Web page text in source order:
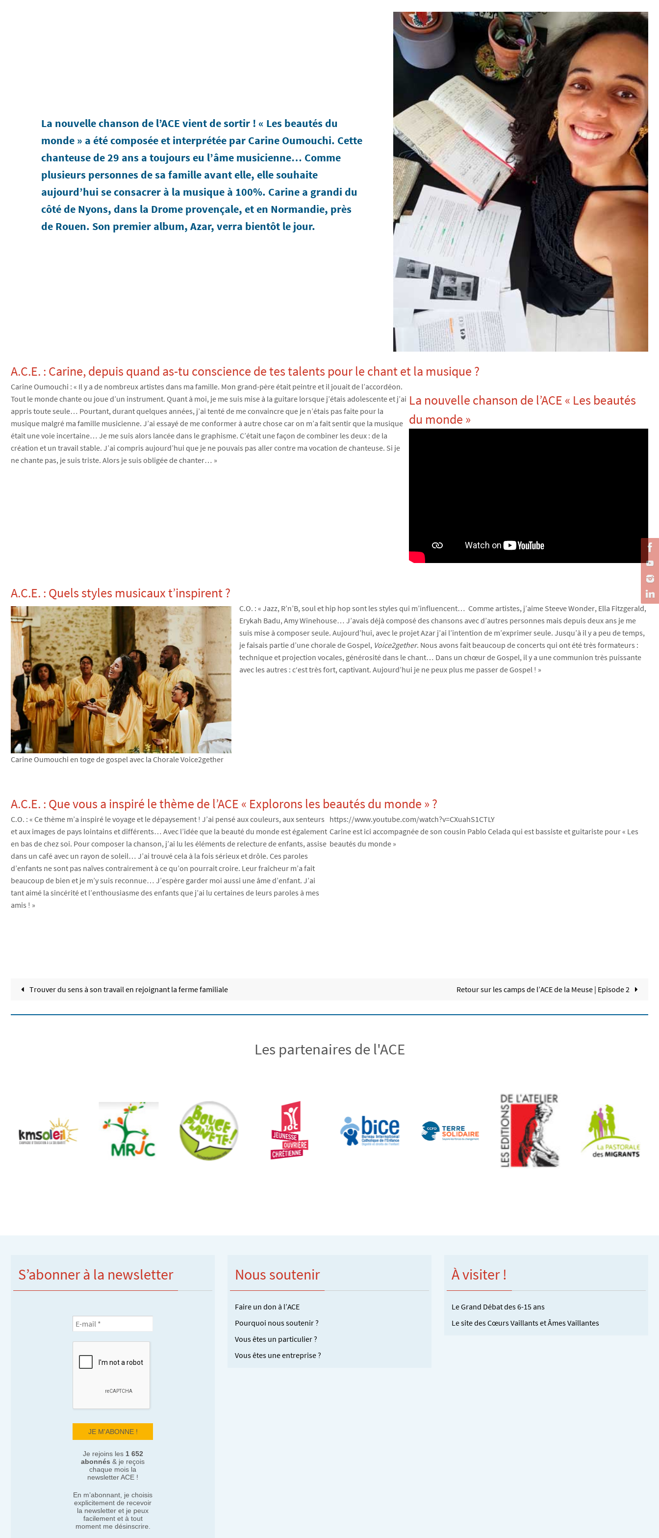
La nouvelle chanson de l’ACE vient de sortir ! « Les beautés du
monde » a été composée et interprétée par Carine Oumouchi. Cette
chanteuse de 29 ans a toujours eu l’âme musicienne… Comme
plusieurs personnes de sa famille avant elle, elle souhaite
aujourd’hui se consacrer à la musique à 100%. Carine a grandi du
côté de Nyons, dans la Drome provençale, et en Normandie, près
de Rouen. Son premier album, Azar, verra bientôt le jour.
A.C.E. : Carine, depuis quand as-tu conscience de tes talents pour le chant et la musique ?
Carine Oumouchi : « Il y a de nombreux artistes dans ma famille. Mon grand-père était peintre et il jouait de l’accordéon.
Tout le monde chante ou joue d’un instrument. Quant à moi, je me suis mise à la guitare lorsque j’étais adolescente et j’ai
appris toute seule… Pourtant, durant quelques années, j’ai tenté de me convaincre que je n’étais pas faite pour la
musique malgré ma famille musicienne. J’ai essayé de me conformer à autre chose car on m’a fait sentir que la musique
était une voie incertaine… Je me suis alors lancée dans le graphisme. C’était une façon de combiner les deux : de la
création et un travail stable. J’ai compris aujourd’hui que je ne pouvais pas aller contre ma vocation de chanteuse. Si je
ne chante pas, je suis triste. Alors je suis obligée de chanter… »
La nouvelle chanson de l’ACE « Les beautés
du monde »
A.C.E. : Quels styles musicaux t’inspirent ?
Carine Oumouchi en toge de gospel avec la Chorale Voice2gether
C.O. : « Jazz, R’n’B, soul et hip hop sont les styles qui m’influencent… Comme artistes, j’aime Steeve Wonder, Ella Fitzgerald,
Erykah Badu, Amy Winehouse… J’avais déjà composé des chansons avec d’autres personnes mais depuis deux ans je me
suis mise à composer seule. Aujourd’hui, avec le projet Azar j’ai l’intention de m’exprimer seule. Jusqu’à il y a peu de temps,
je faisais partie d’une chorale de Gospel, Voice2gether. Nous avons fait beaucoup de concerts qui ont été très formateurs :
technique et projection vocales, générosité dans le chant… Dans un chœur de Gospel, il y a une communion très puissante
avec les autres : c‘est très fort, captivant. Aujourd’hui je ne peux plus me passer de Gospel ! »
A.C.E. : Que vous a inspiré le thème de l’ACE « Explorons les beautés du monde » ?
C.O. : « Ce thème m’a inspiré le voyage et le dépaysement ! J’ai pensé aux couleurs, aux senteurs
et aux images de pays lointains et différents… Avec l’idée que la beauté du monde est également
en bas de chez soi. Pour composer la chanson, j’ai lu les éléments de relecture de enfants, assise
dans un café avec un rayon de soleil… J’ai trouvé cela à la fois sérieux et drôle. Ces paroles
d’enfants ne sont pas naïves contrairement à ce qu’on pourrait croire. Leur fraîcheur m’a fait
beaucoup de bien et je m’y suis reconnue… J’espère garder moi aussi une âme d’enfant. J’ai
tant aimé la sincérité et l’enthousiasme des enfants que j’ai lu certaines de leurs paroles à mes
amis ! »
https://www.youtube.com/watch?v=CXuahS1CTLY
Carine est ici accompagnée de son cousin Pablo Celada qui est bassiste et guitariste pour « Les
beautés du monde »
Trouver du sens à son travail en rejoignant la ferme familiale Retour sur les camps de l’ACE de la Meuse | Episode 2
Les partenaires de l'ACE
S’abonner à la newsletter
Je rejoins les 1 652
abonnés & je reçois
chaque mois la
newsletter ACE !
En m’abonnant, je choisis
explicitement de recevoir
la newsletter et je peux
facilement et à tout
moment me désinscrire.
Nous soutenir
Faire un don à l’ACE
Pourquoi nous soutenir ?
Vous êtes un particulier ?
Vous êtes une entreprise ?
À visiter !
Le Grand Débat des 6-15 ans
Le site des Cœurs Vaillants et Âmes Vaillantes